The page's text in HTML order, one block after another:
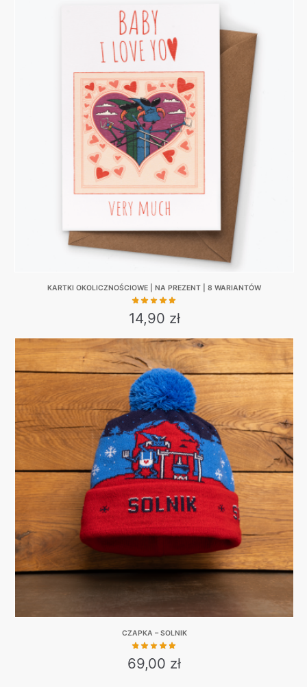
product
has
multiple
variants.
The
options
may
be
chosen
on
the
product
page
KARTKI OKOLICZNOŚCIOWE | NA PREZENT | 8 WARIANTÓW
14,90 zł
This
product
has
multiple
variants.
The
options
may
be
chosen
on
the
product
CZAPKA – SOLNIK
69,00 zł